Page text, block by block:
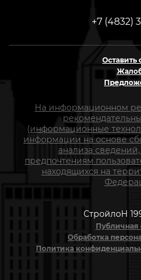
+7 (4832)
Оставить
На информационном
(информационные
информации на основе
анализа
предпочтениям
находящихся на
СтройлоН
Публичная
Обработка
Политика